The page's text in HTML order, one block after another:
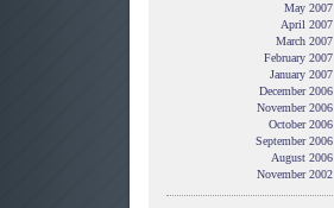
May 2007
April 2007
March 2007
February 2007
January 2007
December 2006
November 2006
October 2006
September 2006
August 2006
November 2002